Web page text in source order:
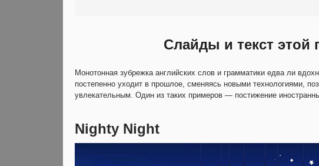
Слайды и текст этой
Монотонная зубрежка английских слов и грамматики едва ли
постепенно уходит в прошлое, сменяясь новыми технологиями,
увлекательным. Один из таких примеров — постижение
Nighty Night